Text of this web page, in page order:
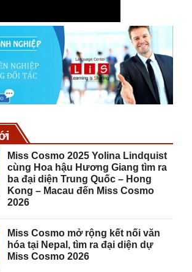
Miss Cosmo 2025 Yolina Lindquist
cùng Hoa hậu Hương Giang tìm ra
ba đại diện Trung Quốc – Hong
Kong – Macau đến Miss Cosmo
2026
Miss Cosmo mở rộng kết nối văn
hóa tại Nepal, tìm ra đại diện dự
Miss Cosmo 2026